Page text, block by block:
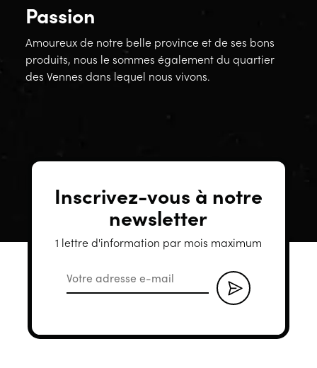
Passion
Amoureux de notre belle province et de ses bons
produits, nous le sommes également du quartier
des Vennes dans lequel nous vivons.
Inscrivez-vous à notre
newsletter
1 lettre d'information par mois maximum